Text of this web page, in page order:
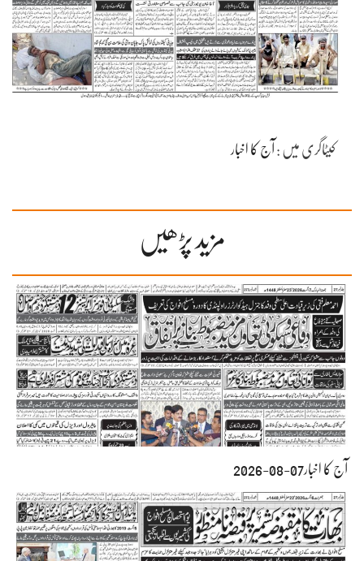
کیٹاگری میں : آج کا اخبار
مزید پڑھیں
آج کا اخبار07-08-2026